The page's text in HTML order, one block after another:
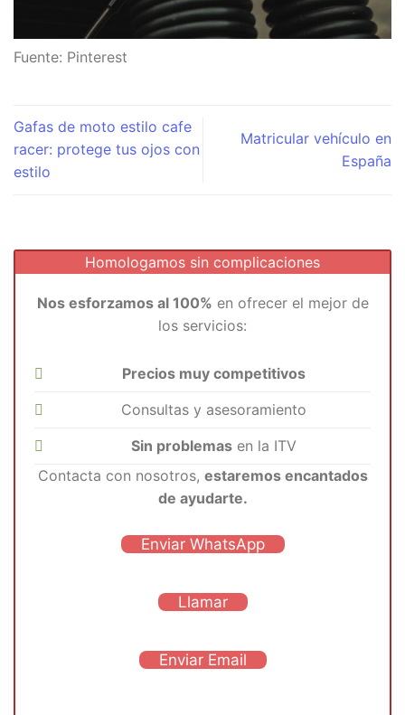
Fuente: Pinterest
Gafas de moto estilo cafe
racer: protege tus ojos con
estilo
Matricular vehículo en
España
Homologamos sin complicaciones
Nos esforzamos al 100% en ofrecer el mejor de
los servicios:
Precios muy competitivos
Consultas y asesoramiento
Sin problemas en la ITV
Contacta con nosotros, estaremos encantados
de ayudarte.
Enviar WhatsApp
Llamar
Enviar Email